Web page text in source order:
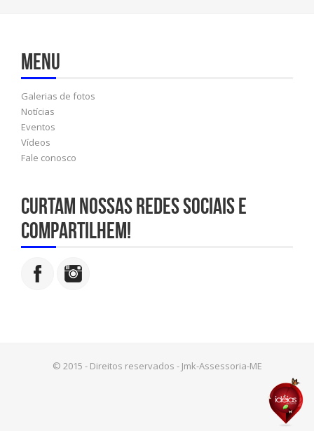
Menu
Galerias de fotos
Notícias
Eventos
Vídeos
Fale conosco
Curtam nossas redes sociais e
compartilhem!
© 2015 - Direitos reservados - Jmk-Assessoria-ME